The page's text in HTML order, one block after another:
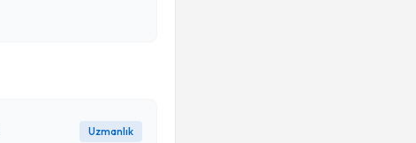
Uzmanlık